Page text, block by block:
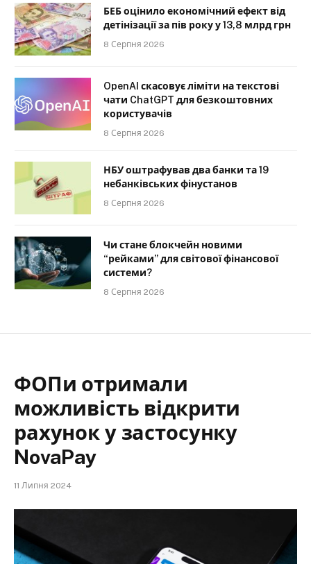
БЕБ оцінило економічний ефект від
детінізації за пів року у 13,8 млрд грн
8 Серпня 2026
OpenAI скасовує ліміти на текстові
чати ChatGPT для безкоштовних
користувачів
8 Серпня 2026
НБУ оштрафував два банки та 19
небанківських фінустанов
8 Серпня 2026
Чи стане блокчейн новими
“рейками” для світової фінансової
системи?
8 Серпня 2026
ФОПи отримали
можливість відкрити
рахунок у застосунку
NovaPay
11 Липня 2024